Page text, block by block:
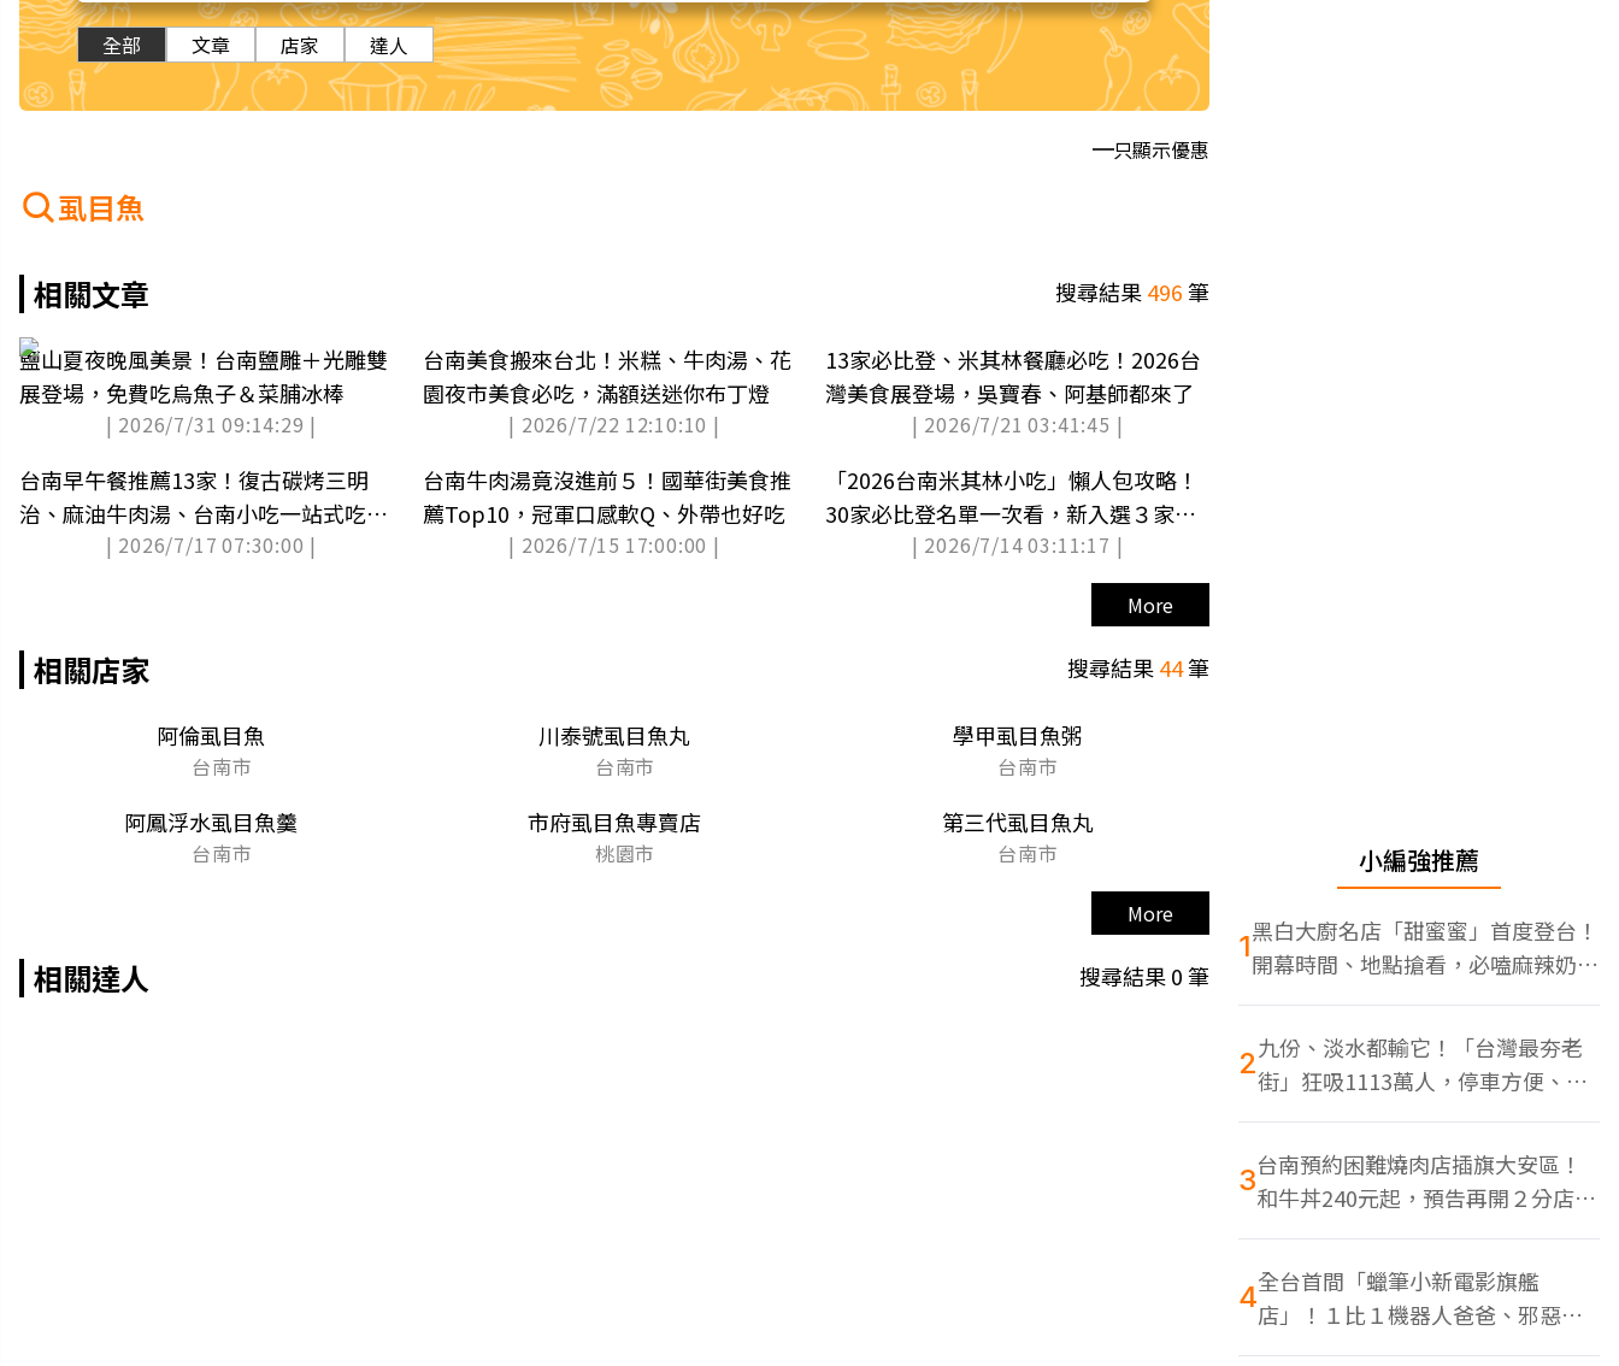
全部 文章 店家 達人
只顯示優惠
虱目魚
相關文章 搜尋結果496筆
鹽山夏夜晚風美景！台南鹽雕＋光雕雙
展登場，免費吃烏魚子＆菜脯冰棒
| 2026/7/31 09:14:29 |
台南美食搬來台北！米糕、牛肉湯、花
園夜市美食必吃，滿額送迷你布丁燈
| 2026/7/22 12:10:10 |
13家必比登、米其林餐廳必吃！2026台
灣美食展登場，吳寶春、阿基師都來了
| 2026/7/21 03:41:45 |
台南早午餐推薦13家！復古碳烤三明
治、麻油牛肉湯、台南小吃一站式吃到
| 2026/7/17 07:30:00 |
台南牛肉湯竟沒進前５！國華街美食推
薦Top10，冠軍口感軟Q、外帶也好吃
| 2026/7/15 17:00:00 |
「2026台南米其林小吃」懶人包攻略！
30家必比登名單一次看，新入選３家必
| 2026/7/14 03:11:17 |
More
相關店家 搜尋結果44筆
阿倫虱目魚
台南市
川泰號虱目魚丸
台南市
學甲虱目魚粥
台南市
阿鳳浮水虱目魚羹
台南市
市府虱目魚專賣店
桃園市
第三代虱目魚丸
台南市
More
相關達人 搜尋結果0筆
小編強推薦
1黑白大廚名店「甜蜜蜜」首度登台！
開幕時間、地點搶看，必嗑麻辣奶油
蝦
2九份、淡水都輸它！「台灣最夯老
街」狂吸1113萬人，停車方便、特
色美食多
3台南預約困難燒肉店插旗大安區！
和牛丼240元起，預告再開２分店、
地點曝光
4全台首間「蠟筆小新電影旗艦
店」！１比１機器人爸爸、邪惡正
男，百款周邊買翻